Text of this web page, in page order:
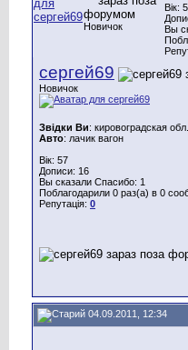
Новичок
Вік:
Вы
сергей69
Новичок
Звідки Ви: кировоградская обл.
Авто: лачик вагон
Вік: 57
Дописи: 16
Вы сказали Спасибо: 1
Поблагодарили 0 раз(а) в 0
Репутація: 0
04.09.2011, 12:34